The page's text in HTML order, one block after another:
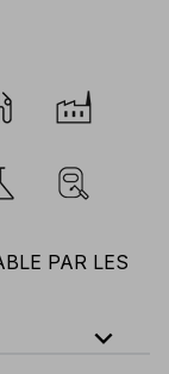
PAR LES
expand_less